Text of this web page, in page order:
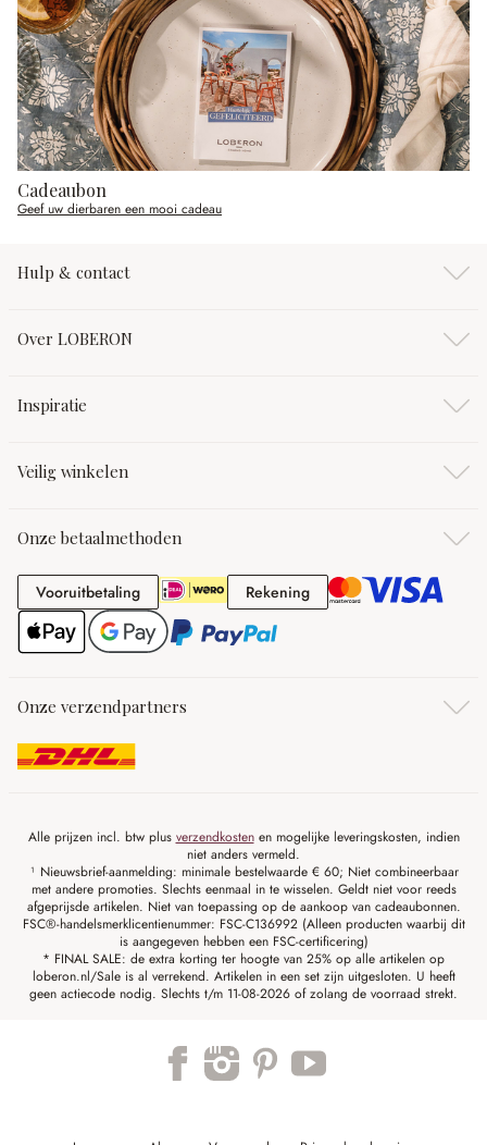
Cadeaubon
Geef uw dierbaren een mooi cadeau
Hulp & contact
Over LOBERON
Inspiratie
Veilig winkelen
Onze betaalmethoden
VooruitbetalingVooruitbetaling RekeningRekening
Onze verzendpartners
Alle prijzen incl. btw plus verzendkostenen mogelijke leveringskosten, indien
niet anders vermeld.
¹ Nieuwsbrief-aanmelding: minimale bestelwaarde € 60; Niet combineerbaar
met andere promoties. Slechts eenmaal in te wisselen. Geldt niet voor reeds
afgeprijsde artikelen. Niet van toepassing op de aankoop van cadeaubonnen.
FSC®-handelsmerklicentienummer: FSC-C136992 (Alleen producten waarbij dit
is aangegeven hebben een FSC-certificering)
* FINAL SALE: de extra korting ter hoogte van 25% op alle artikelen op
loberon.nl/Sale is al verrekend. Artikelen in een set zijn uitgesloten. U heeft
geen actiecode nodig. Slechts t/m 11-08-2026 of zolang de voorraad strekt.